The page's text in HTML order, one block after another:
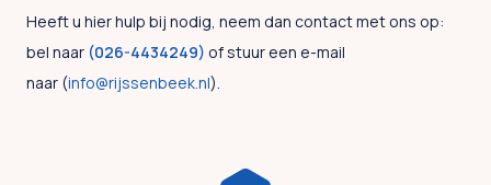
Heeft u hier hulp bij nodig, neem dan contact met ons op:
bel naar (026-4434249) of stuur een e-mail
naar (info@rijssenbeek.nl).